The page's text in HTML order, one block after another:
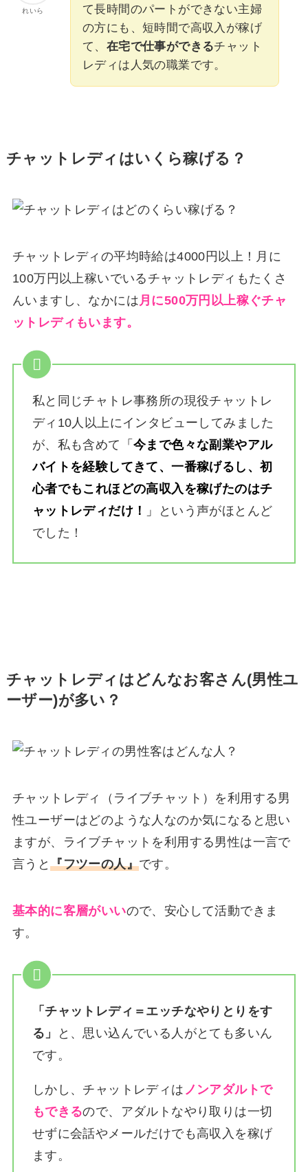
れいら
て長時間のパートができない主婦
の方にも、短時間で高収入が稼げ
て、 在宅で仕事ができるチャット
レディは人気の職業です。
チャットレディはいくら稼げる？
チャットレディの平均時給は4000円以上！月に
100万円以上稼いでいるチャットレディもたくさ
んいますし、なかには 月に500万円以上稼ぐチャ
ットレディもいます。
私と同じチャトレ事務所の現役チャットレ
ディ10人以上にインタビューしてみました
が、私も含めて
「今まで色々な副業やアル
バイトを経験してきて、一番稼げるし、初
心者でもこれほどの高収入を稼げたのはチ
ャットレディだけ！
」
という声がほとんど
でした！
チャットレディはどんなお客さん(男性ユ
ーザー)が多い？
チャットレディ（ライブチャット）を利用する男
性ユーザーはどのような人なのか気になると思い
ますが、ライブチャットを利用する男性は一言で
言うと『フツーの人』です。
基本的に客層がいいので、安心して活動できま
す。
「チャットレディ＝エッチなやりとりをす
る」
と、思い込んでいる人がとても多いん
です。
しかし、チャットレディは ノンアダルトで
もできるので、アダルトなやり取りは一切
せずに会話やメールだけでも高収入を稼げ
ます。